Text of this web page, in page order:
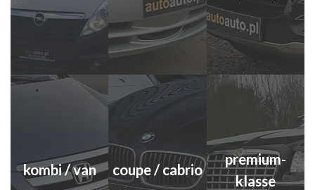
kombi / van coupe / cabrio
premium-
klasse